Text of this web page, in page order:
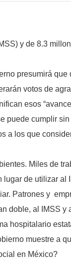
y de 8.3
presumirá
votos de
esos
puede cumplir
a los que
Miles de
de utilizar al
Patrones y
doble, al IMSS y
hospitalario
muestre a
en México?